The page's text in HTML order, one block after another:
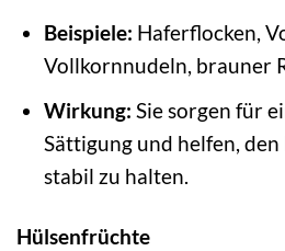
Beispiele: Haferflocken,
Vollkornnudeln, brauner
Wirkung: Sie sorgen für
Sättigung und helfen,
stabil zu halten.
Hülsenfrüchte